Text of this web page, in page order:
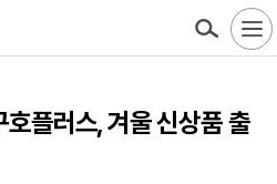
호플러스, 겨울 신상품 출